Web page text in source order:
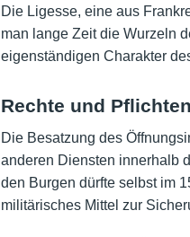
Die Ligesse, eine aus
man lange Zeit die Wurzeln
eigenständigen Charakter
Rechte und
Die Besatzung des
anderen Diensten innerhalb
den Burgen dürfte selbst im
militärisches Mittel zur